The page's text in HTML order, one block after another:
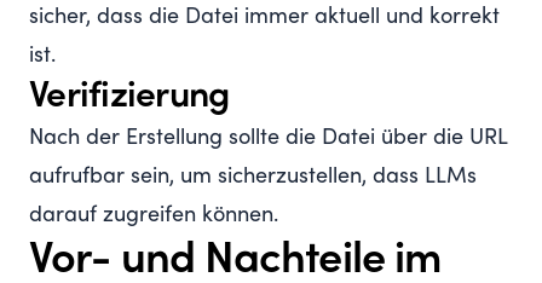
sicher, dass die Datei immer aktuell und korrekt
ist.
Verifizierung
Nach der Erstellung sollte die Datei über die URL
aufrufbar sein, um sicherzustellen, dass LLMs
darauf zugreifen können.
Vor- und Nachteile im